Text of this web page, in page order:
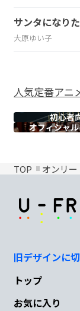
サンタになり
大原ゆい子
人気定番アニ
初心者
オフィシャル
TOP オンリー
旧デザインに
トップ
お気に入り